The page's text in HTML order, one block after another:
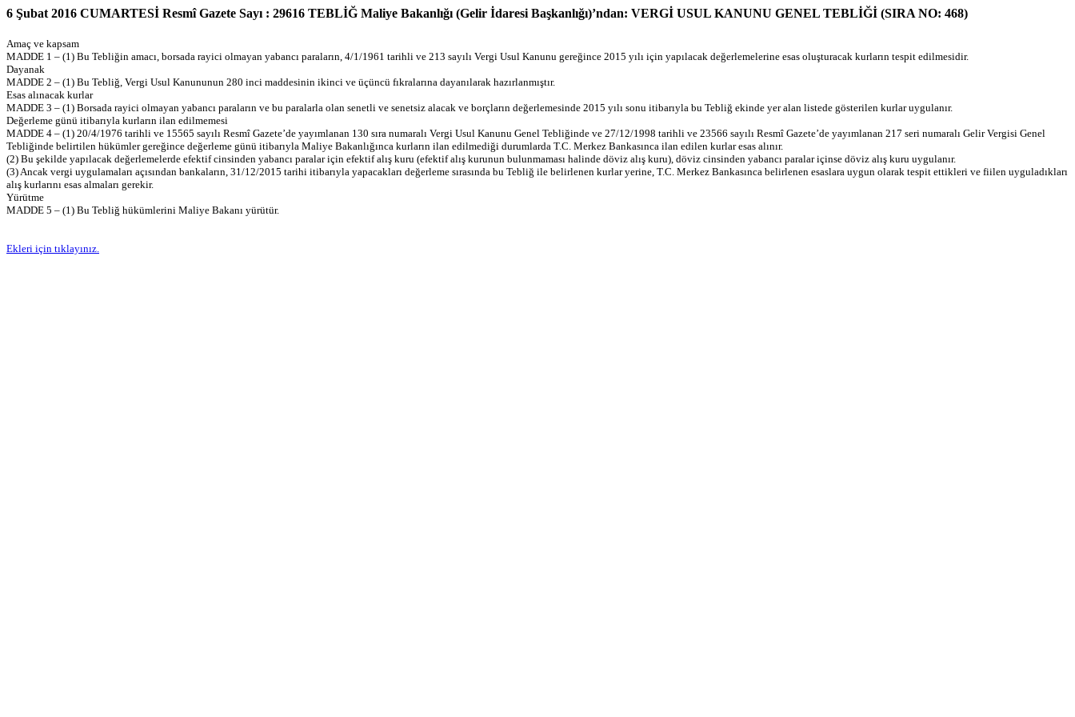
6 Şubat 2016 CUMARTESİ Resmî Gazete Sayı : 29616 TEBLİĞ Maliye Bakanlığı (Gelir İdaresi Başkanlığı)’ndan: VERGİ USUL KANUNU GENEL TEBLİĞİ (SIRA NO: 468)
Amaç ve kapsam
MADDE 1 – (1) Bu Tebliğin amacı, borsada rayici olmayan yabancı paraların, 4/1/1961 tarihli ve 213 sayılı Vergi Usul Kanunu gereğince 2015 yılı için yapılacak değerlemelerine esas oluşturacak kurların tespit edilmesidir.
Dayanak
MADDE 2 – (1) Bu Tebliğ, Vergi Usul Kanununun 280 inci maddesinin ikinci ve üçüncü fıkralarına dayanılarak hazırlanmıştır.
Esas alınacak kurlar
MADDE 3 – (1) Borsada rayici olmayan yabancı paraların ve bu paralarla olan senetli ve senetsiz alacak ve borçların değerlemesinde 2015 yılı sonu itibarıyla bu Tebliğ ekinde yer alan listede gösterilen kurlar uygulanır.
Değerleme günü itibarıyla kurların ilan edilmemesi
MADDE 4 – (1) 20/4/1976 tarihli ve 15565 sayılı Resmî Gazete’de yayımlanan 130 sıra numaralı Vergi Usul Kanunu Genel Tebliğinde ve 27/12/1998 tarihli ve 23566 sayılı Resmî Gazete’de yayımlanan 217 seri numaralı Gelir Vergisi Genel
Tebliğinde belirtilen hükümler gereğince değerleme günü itibarıyla Maliye Bakanlığınca kurların ilan edilmediği durumlarda T.C. Merkez Bankasınca ilan edilen kurlar esas alınır.
(2) Bu şekilde yapılacak değerlemelerde efektif cinsinden yabancı paralar için efektif alış kuru (efektif alış kurunun bulunmaması halinde döviz alış kuru), döviz cinsinden yabancı paralar içinse döviz alış kuru uygulanır.
(3) Ancak vergi uygulamaları açısından bankaların, 31/12/2015 tarihi itibarıyla yapacakları değerleme sırasında bu Tebliğ ile belirlenen kurlar yerine, T.C. Merkez Bankasınca belirlenen esaslara uygun olarak tespit ettikleri ve fiilen uyguladıkları
alış kurlarını esas almaları gerekir.
Yürütme
MADDE 5 – (1) Bu Tebliğ hükümlerini Maliye Bakanı yürütür.
Ekleri için tıklayınız.